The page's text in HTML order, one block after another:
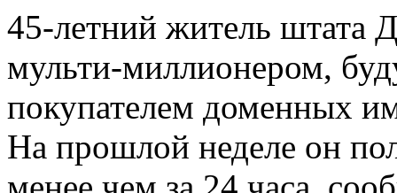
45-летний житель штата
мульти-миллионером,
покупателем доменных
На прошлой неделе он